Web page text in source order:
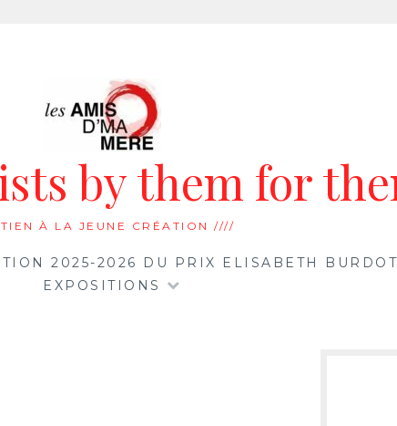
by them for
À LA JEUNE CRÉATION ////
2025-2026 DU PRIX ELISABETH BURDOT
EXPOSITIONS